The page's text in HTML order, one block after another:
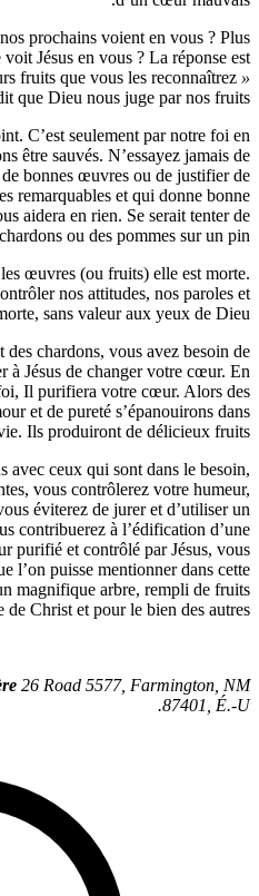
importante
Nos fruits
Jésus
cacher
allure. Une
La Bible dit
Si la foi
nos
Si votre vie
vous
vous
Vous
vos
vous
brochure.
Les